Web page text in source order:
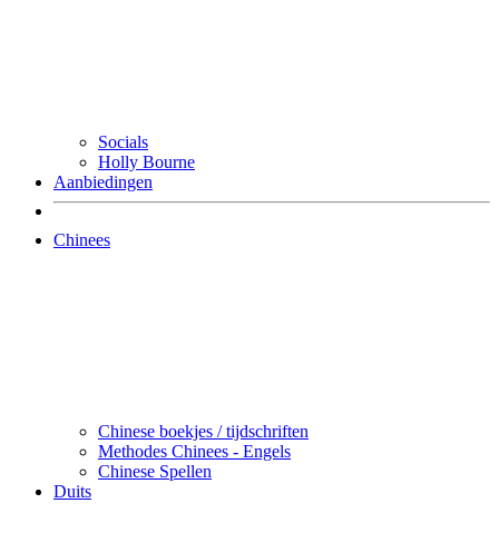
Socials
Holly Bourne
Aanbiedingen
Chinees
Chinese boekjes / tijdschriften
Methodes Chinees - Engels
Chinese Spellen
Duits